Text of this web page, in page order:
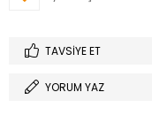
TAVSIYE ET
YORUM YAZ